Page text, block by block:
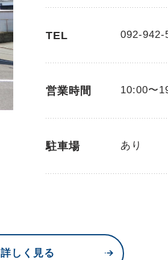
TEL 092-942-
営業時間 10:00〜
駐車場 あり
詳しく見る